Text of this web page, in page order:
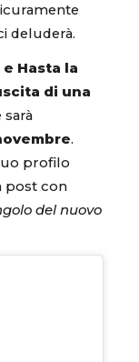
deluderà.
Hasta la
di una
sarà
.
profilo
post con
del nuovo